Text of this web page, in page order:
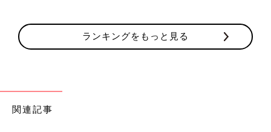
ランキングをもっと見る
関連記事